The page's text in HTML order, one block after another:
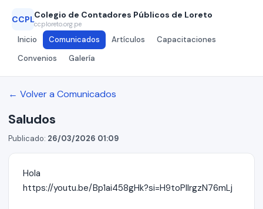
CCPLColegio de Contadores Públicos de Loreto
ccploreto.org.pe
Inicio Comunicados Artículos
Capacitaciones
Convenios
Galería
← Volver a Comunicados
Saludos
Publicado: 26/03/2026 01:09
Hola
https://youtu.be/Bp1ai458gHk?si=H9toPIlrgzN76mLj